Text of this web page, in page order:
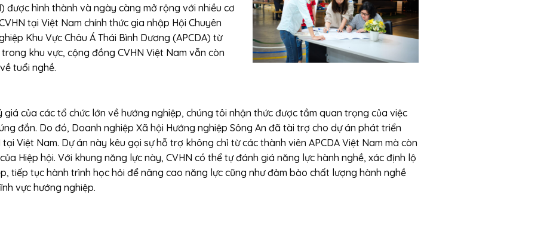
được hình thành và ngày càng mở rộng với nhiều cơ
tại Việt Nam chính thức gia nhập Hội Chuyên
Khu Vực Châu Á Thái Bình Dương (APCDA) từ
trong khu vực, cộng đồng CVHN Việt Nam vẫn còn
tuổi nghề.
giá của các tổ chức lớn về hướng nghiệp, chúng tôi nhận thức được tầm quan trọng của việc
đắn. Do đó, Doanh nghiệp Xã hội Hướng nghiệp Sông An đã tài trợ cho dự án phát triển
Việt Nam. Dự án này kêu gọi sự hỗ trợ không chỉ từ các thành viên APCDA Việt Nam mà còn
Hiệp hội. Với khung năng lực này, CVHN có thể tự đánh giá năng lực hành nghề, xác định lộ
tiếp tục hành trình học hỏi để nâng cao năng lực cũng như đảm bảo chất lượng hành nghề
vực hướng nghiệp.